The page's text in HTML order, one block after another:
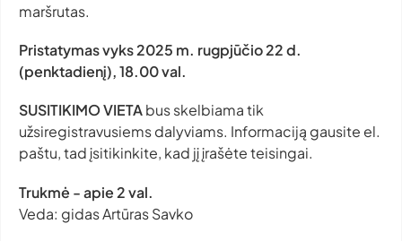
maršrutas.
Pristatymas vyks 2025 m. rugpjūčio 22 d.
(penktadienį), 18.00 val.
SUSITIKIMO VIETAbus skelbiama tik
užsiregistravusiems dalyviams. Informaciją gausite el.
paštu, tad įsitikinkite, kad jį įrašėte teisingai.
Trukmė - apie 2 val.
Veda: gidas Artūras Savko